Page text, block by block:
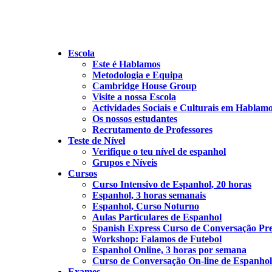
Escola
Este é Hablamos
Metodologia e Equipa
Cambridge House Group
Visite a nossa Escola
Actividades Sociais e Culturais em
Os nossos estudantes
Recrutamento de Professores
Teste de Nível
Verifique o teu nível de espanhol
Grupos e Níveis
Cursos
Curso Intensivo de Espanhol, 20 horas
Espanhol, 3 horas semanais
Espanhol, Curso Noturno
Aulas Particulares de Espanhol
Spanish Express Curso de Conversação
Workshop: Falamos de Futebol
Espanhol Online, 3 horas por semana
Curso de Conversação On-line de